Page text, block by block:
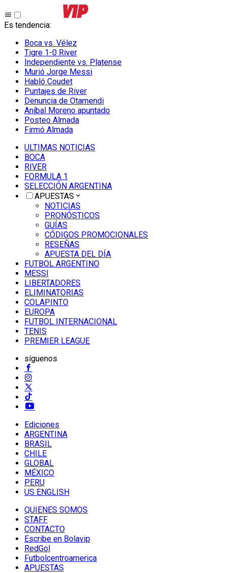
Es tendencia:
Boca vs. Vélez
Tigre 1-0 River
Independiente vs. Platense
Murió Jorge Messi
Habló Coudet
Puntajes de River
Denuncia de Otamendi
Aníbal Moreno apuntado
Posteo Almada
Firmó Almada
ULTIMAS NOTICIAS
BOCA
RIVER
FORMULA 1
SELECCIÓN ARGENTINA
APUESTAS
NOTICIAS
PRONÓSTICOS
GUÍAS
CÓDIGOS PROMOCIONALES
RESEÑAS
APUESTA DEL DÍA
FUTBOL ARGENTINO
MESSI
LIBERTADORES
ELIMINATORIAS
COLAPINTO
EUROPA
FUTBOL INTERNACIONAL
TENIS
PREMIER LEAGUE
síguenos
Ediciones
ARGENTINA
BRASIL
CHILE
GLOBAL
MÉXICO
PERU
US ENGLISH
QUIENES SOMOS
STAFF
CONTACTO
Escribe en Bolavip
RedGol
Futbolcentroamerica
APUESTAS